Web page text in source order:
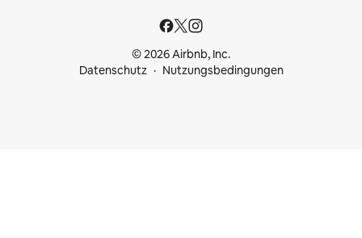
© 2026 Airbnb, Inc.
Datenschutz
Nutzungsbedingungen